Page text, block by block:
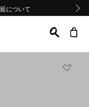
延について
について
延について